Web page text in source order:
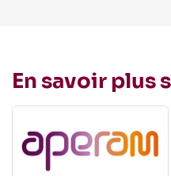
En savoir plus